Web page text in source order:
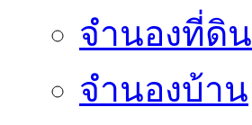
จำนองที่ดิน
จำนองบ้าน